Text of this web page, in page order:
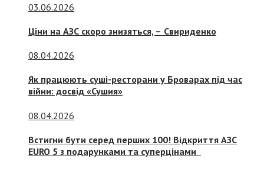
03.06.2026
Ціни на АЗС скоро знизяться, – Свириденко
08.04.2026
Як працюють суші-ресторани у Броварах під час
війни: досвід «Сушия»
08.04.2026
Встигни бути серед перших 100! Відкриття АЗС
EURO 5 з подарунками та суперцінами